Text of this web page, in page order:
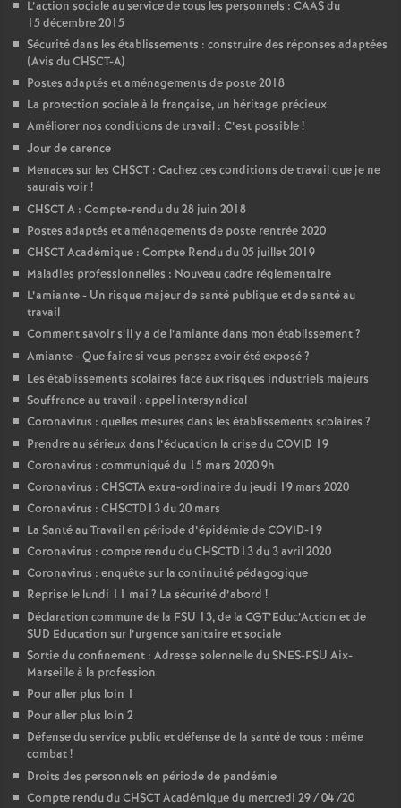
L’action sociale au service de tous les personnels : CAAS du
15 décembre 2015
Sécurité dans les établissements : construire des réponses adaptées
(Avis du CHSCT-A)
Postes adaptés et aménagements de poste 2018
La protection sociale à la française, un héritage précieux
Améliorer nos conditions de travail : C’est possible!
Jour de carence
Menaces sur les CHSCT : Cachez ces conditions de travail que je ne
saurais voir!
CHSCT A : Compte-rendu du 28 juin 2018
Postes adaptés et aménagements de poste rentrée 2020
CHSCT Académique : Compte Rendu du 05 juillet 2019
Maladies professionnelles : Nouveau cadre réglementaire
L’amiante - Un risque majeur de santé publique et de santé au
travail
Comment savoir s’il y a de l’amiante dans mon établissement?
Amiante - Que faire si vous pensez avoir été exposé?
Les établissements scolaires face aux risques industriels majeurs
Souffrance au travail : appel intersyndical
Coronavirus : quelles mesures dans les établissements scolaires ?
Prendre au sérieux dans l’éducation la crise du COVID 19
Coronavirus : communiqué du 15 mars 2020 9h
Coronavirus : CHSCTA extra-ordinaire du jeudi 19 mars 2020
Coronavirus : CHSCTD13 du 20 mars
La Santé au Travail en période d’épidémie de COVID-19
Coronavirus : compte rendu du CHSCTD13 du 3 avril 2020
Coronavirus : enquête sur la continuité pédagogique
Reprise le lundi 11 mai ? La sécurité d’abord !
Déclaration commune de la FSU 13, de la CGT’Educ’Action et de
SUD Education sur l’urgence sanitaire et sociale
Sortie du confinement : Adresse solennelle du SNES-FSU Aix-
Marseille à la profession
Pour aller plus loin 1
Pour aller plus loin 2
Défense du service public et défense de la santé de tous : même
combat!
Droits des personnels en période de pandémie
Compte rendu du CHSCT Académique du mercredi 29 / 04 /20